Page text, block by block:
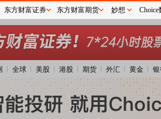
全球 美股 港股 期货 外汇 黄金
东方财富证券 东方财富期货 妙想 Choice